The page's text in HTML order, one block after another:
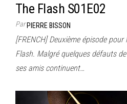
The Flash S01E02
ParPIERRE BISSON
[FRENCH] Deuxième épisode
Flash. Malgré quelques défauts
ses amis continuent…